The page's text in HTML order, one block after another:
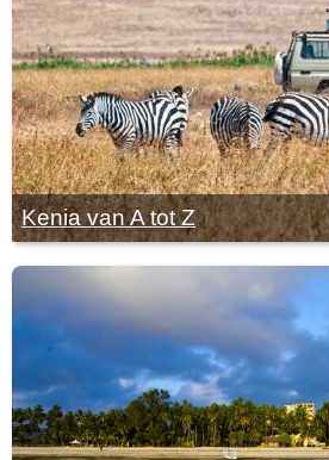
Kenia van A tot Z